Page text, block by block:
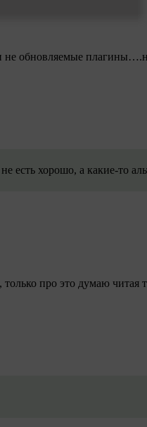
не обновляемые
есть хорошо, а какие-то
про это думаю читая